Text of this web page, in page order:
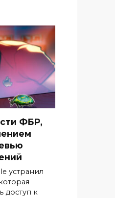
ФБР,
устранил
доступ к